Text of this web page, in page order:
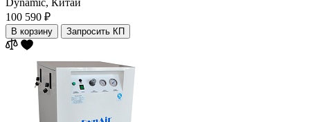
Dynamic, Китай
100 590 ₽
В корзину Запросить КП